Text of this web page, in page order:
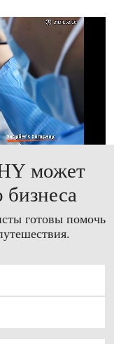
может
бизнеса
готовы помочь